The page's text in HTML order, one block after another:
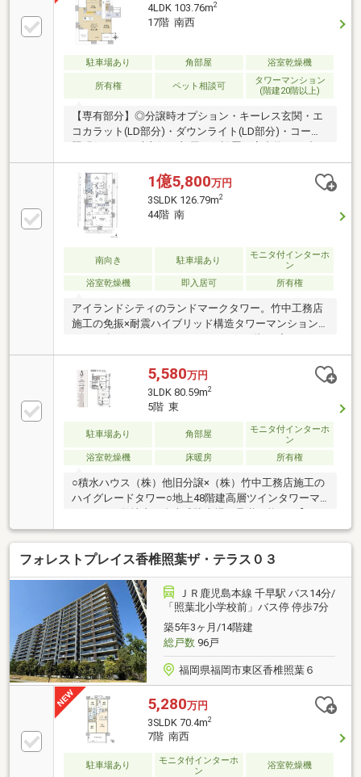
4LDK 103.76m2
17階 南西
駐車場あり 角部屋 浴室乾燥機
所有権 ペット相談可
タワーマンション
(階建20階以上)
【専有部分】◎分譲時オプション・キーレス玄関・エ
コカラット(LD部分)・ダウンライト(LD部分)・コーブ
作・洗面収納造作・カップボード造作(キッチン)*食器
洗浄乾燥機*ガス温水式床暖房(LD部分)*アイランドキ
ッチン*ディスポーザー*ガーデンテラス*バルコニー２
箇所
1億5,800万円
3SLDK 126.79m2
44階 南
南向き 駐車場あり
モニタ付インターホ
ン
浴室乾燥機
即入居可 所有権
アイランドシティのランドマークタワー。竹中工務店
施工の免振×耐震ハイブリッド構造タワーマンション
住戸の階層。設備仕様がハイグレードとなっており、
より高質な毎日を享受いただけます。■LDK約29.5帖
（LD24帖K5.5帖）／床暖房／花火大会がご自宅から満
喫できます■アイランドキッチン／ミーレ食洗器／デ
ィスポーザー／カップボード■WIC／SIC／納戸■大型
浴室1822サイズ／レインシャワー■調光ダウンライト
／天井カセットエアコン■共用部充実／ラウンジ／フ
ィットネス／ゲストルーム／ライブラリー■駐車場2台
継承可／EV充電器付
5,580万円
3LDK 80.59m2
5階 東
駐車場あり 角部屋
モニタ付インターホ
ン
浴室乾燥機
床暖房 所有権
○積水ハウス（株）他旧分譲×（株）竹中工務店施工の
ハイグレードタワー○地上48階建高層ツインタワーマ
ンション○敷地内の自走式駐車場が承継可能！○【47F
スカイラウンジ、28Fスカイフィットネス、27Fゲスト
ルーム、 2Fライブラリ＆ワーキングスペース他】ホ
テルライクな充実した共用部○コンシェルジュサービ
スあり○大切なペットと暮らせる物件（規約の範囲
内）○日々の家事を助ける「各階ゴミステーション」
完備○「照葉はばたき小学校」まで徒歩10分以内安心
の通学環境○西鉄バス「照葉北小学校前」バス停まで
徒歩1分！○天神・博多方面へのアクセス良好で、都心
通勤の方にも便利な立地です！
フォレストプレイス香椎照葉ザ・テラス０３
ＪＲ鹿児島本線 千早駅 バス14分/
「照葉北小学校前」バス停 停歩7分
築5年3ヶ月/14階建
総戸数96戸
福岡県福岡市東区香椎照葉６
5,280万円
3SLDK 70.4m2
7階 南西
駐車場あり
モニタ付インターホ
ン
浴室乾燥機